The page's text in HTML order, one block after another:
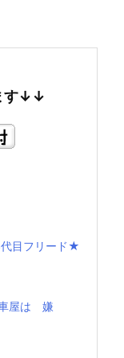
す↓↓
代目フリード★
屋は 嫌